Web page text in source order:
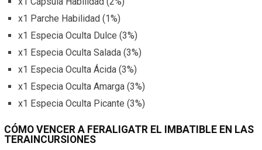
x1 Parche Habilidad (1%)
x1 Especia Oculta Dulce (3%)
x1 Especia Oculta Salada (3%)
x1 Especia Oculta Ácida (3%)
x1 Especia Oculta Amarga (3%)
x1 Especia Oculta Picante (3%)
CÓMO VENCER A FERALIGATR EL IMBATIBLE EN LAS
TERAINCURSIONES